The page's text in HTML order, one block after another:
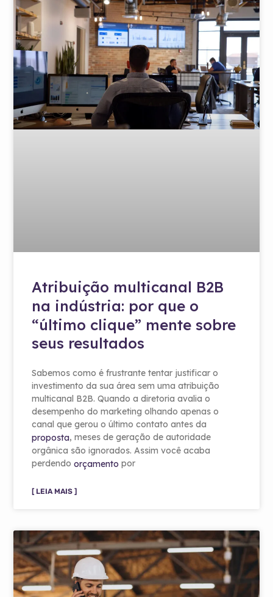
Atribuição multicanal B2B
na indústria: por que o
“último clique” mente sobre
seus resultados
Sabemos como é frustrante tentar justificar o
investimento da sua área sem uma atribuição
multicanal B2B. Quando a diretoria avalia o
desempenho do marketing olhando apenas o
canal que gerou o último contato antes da
proposta, meses de geração de autoridade
orgânica são ignorados. Assim você acaba
perdendoorçamento por
[ LEIA MAIS ]